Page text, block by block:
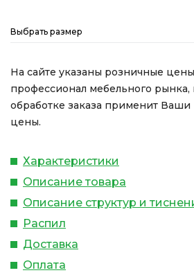
Выбрать размер
На сайте указаны розничные
профессионал мебельного
обработке заказа применит
цены.
Характеристики
Описание товара
Описание структур и
Распил
Доставка
Оплата